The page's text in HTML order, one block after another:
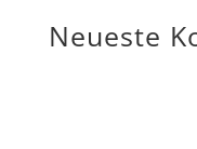
Neueste